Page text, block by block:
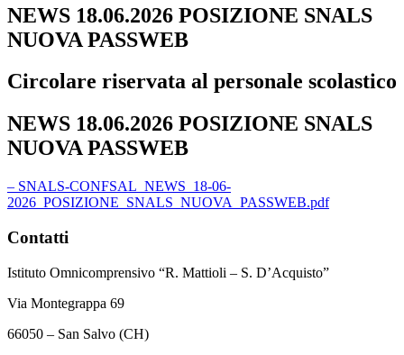
NEWS 18.06.2026 POSIZIONE SNALS
NUOVA PASSWEB
Circolare riservata al personale scolastico
NEWS 18.06.2026 POSIZIONE SNALS
NUOVA PASSWEB
– SNALS-CONFSAL_NEWS_18-06-
2026_POSIZIONE_SNALS_NUOVA_PASSWEB.pdf
Contatti
Istituto Omnicomprensivo “R. Mattioli – S. D’Acquisto”
Via Montegrappa 69
66050 – San Salvo (CH)